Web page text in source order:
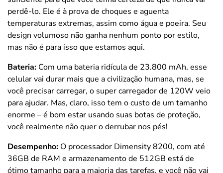
perdê-lo. Ele é à prova de choques e aguenta
temperaturas extremas, assim como água e poeira. Seu
design volumoso não ganha nenhum ponto por estilo,
mas não é para isso que estamos aqui.
Bateria: Com uma bateria ridícula de 23.800 mAh, esse
celular vai durar mais que a civilização humana, mas, se
você precisar carregar, o super carregador de 120W veio
para ajudar. Mas, claro, isso tem o custo de um tamanho
enorme – é bom estar usando suas botas de proteção,
você realmente não quer o derrubar nos pés!
Desempenho: O processador Dimensity 8200, com até
36GB de RAM e armazenamento de 512GB está de
ótimo tamanho para a maioria das tarefas, e você não vai